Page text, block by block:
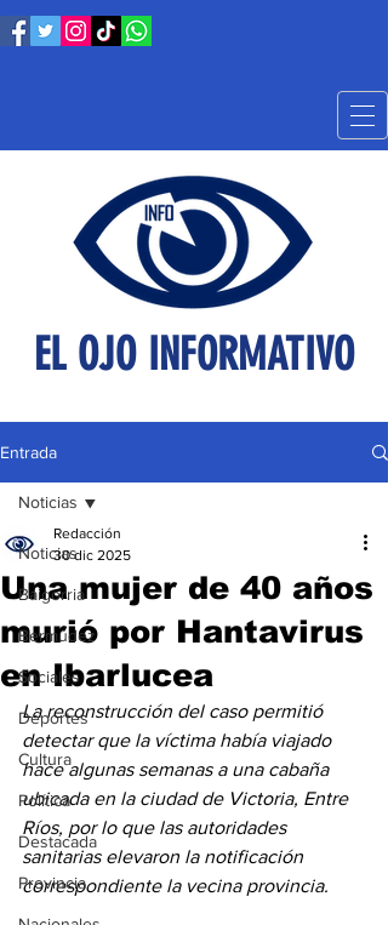
EL OJO INFORMATIVO
Entrada
Noticias
Baigorria
Bermúdez
Sociales
Deportes
Cultura
Política
Destacada
Provincia
Noticias
Una mujer de 40 años
murió por Hantavirus
en Ibarlucea
Redacción
30 dic 2025
La reconstrucción del caso permitió
detectar que la víctima había viajado
hace algunas semanas a una cabaña
ubicada en la ciudad de Victoria, Entre
Ríos, por lo que las autoridades
sanitarias elevaron la notificación
correspondiente la vecina provincia.